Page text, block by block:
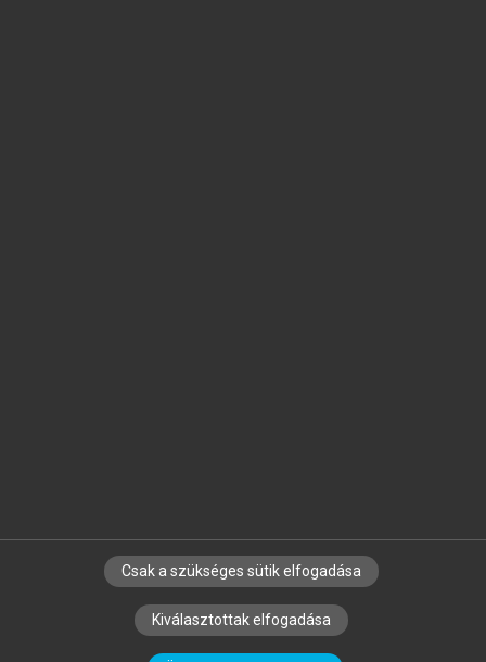
SZERZŐKNEK CÉGEKNEK KÖNYVTÁROSOKNAK
SZERKESZTÉSI ÉS LEKTORÁLÁSI ALAPELVEK
Csak a szükséges sütik elfogadása
Kiválasztottak elfogadása